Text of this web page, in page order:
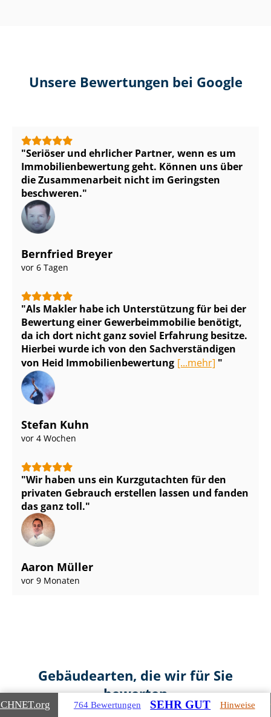
Unsere Bewertungen bei Google
Seriöser und ehrlicher Partner, wenn es um
Im­mo­bi­li­en­be­wer­tung geht. Können uns über
die Zusammenarbeit nicht im Geringsten
beschweren.
Bernfried Breyer
vor 6 Tagen
Als Makler habe ich Unterstützung für bei der
Bewertung einer Ge­wer­be­im­mo­bi­lie benötigt,
da ich dort nicht ganz soviel Erfahrung besitze.
Hierbei wurde ich von den Sach­ver­stän­di­gen
von Heid Im­mo­bi­li­en­be­wer­tung [...mehr]
Stefan Kuhn
vor 4 Wochen
Wir haben uns ein Kurzgutachten für den
privaten Gebrauch erstellen lassen und fanden
das ganz toll.
Aaron Müller
vor 9 Monaten
Gebäudearten, die wir für Sie
bewerten
.org 764 Bewertungen SEHR GUT Hinweise